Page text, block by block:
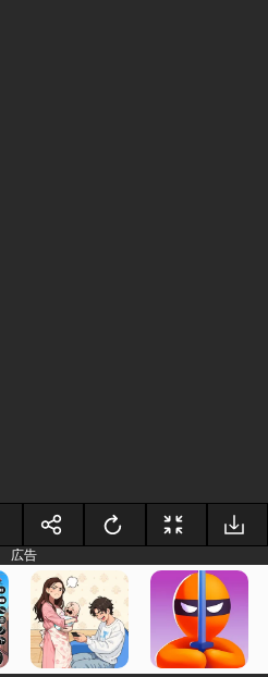
広告